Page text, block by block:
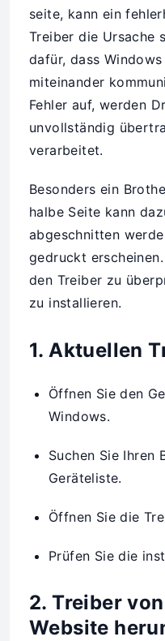
seite, kann ein
Treiber die Ursache
dafür, dass
miteinander
Fehler auf, werden
unvollständig
verarbeitet.
Besonders ein
halbe Seite kann
abgeschnitten
gedruckt
den Treiber zu
zu installieren.
1. Aktuellen
Öffnen Sie den
Windows.
Suchen Sie Ihren
Geräteliste.
Öffnen Sie die
Prüfen Sie die
2. Treiber
Website